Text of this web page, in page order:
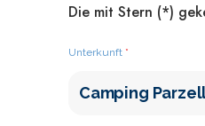
Die mit Stern (*)
Unterkunft *